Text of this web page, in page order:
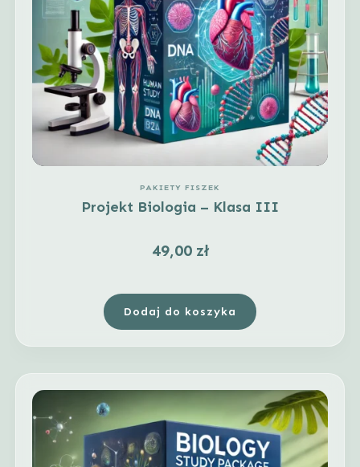
PAKIETY FISZEK
Projekt Biologia – Klasa III
zł
49,00
Dodaj do koszyka